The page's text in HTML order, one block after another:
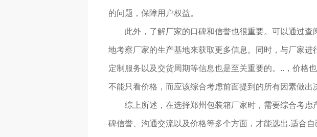
的问题，保障用户权益。
此外，了解厂家的口碑和信誉也很重要。可以通过
地考察厂家的生产基地来获取更多信息。同时，与厂家进
定制服务以及交货周期等信息也是至关重要的。..，价格
不能只看价格，而应该综合考虑前面提到的所有因素做出
综上所述，在选择郑州包装箱厂家时，需要综合考虑
碑信誉、沟通交流以及价格等多个方面，才能选出.适合